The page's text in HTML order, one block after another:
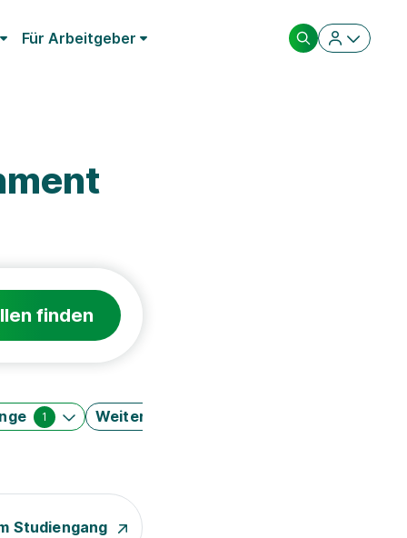
Für Arbeitgeber
finden
1 Weitere Filter
Studiengang